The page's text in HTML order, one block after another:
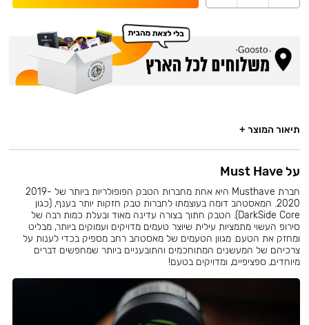
תיאור המוצר +
על Must Have
חברת Musthave היא אחת מחברות הטבק הפופולריות ביותר של 2019-
2020. המאסטהב דומה בעוצמתו לחברות טבק חזקות יותר בענף, (כגון
DarkSide Core). הטבק חתוך בצורה עדינה מאוד ובעלת כמות רבה של
סירופ העשוי מתמציות עילית שיוצר טעמים מדויקים ועמוקים ביותר, מבליט
ומחזק את הטעם. מגוון הטעמים של מאסטהב רחב מספיק בכדי לענות על
צרכיהם של המעשנים המתוחכמים והתובעניים ביותר שמחפשים דברים
מיוחדים, ספציפיים, ומדויקים בטעם!